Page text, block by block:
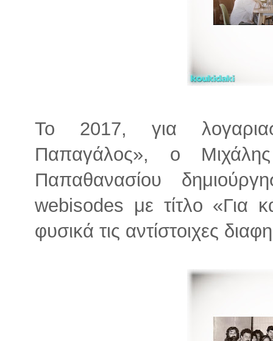
Το 2017, για
Παπαγάλος», ο
Παπαθανασίου
webisodes με τίτλο «Για
φυσικά τις αντίστοιχες